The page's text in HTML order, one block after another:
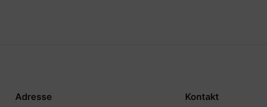
Adresse Kontakt